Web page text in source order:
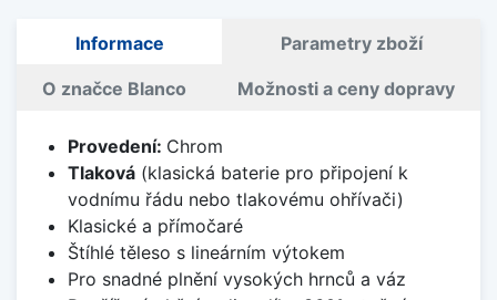
Informace Parametry zboží
O značce Blanco Možnosti a ceny dopravy
Provedení: Chrom
Tlaková(klasická baterie pro připojení k
vodnímu řádu nebo tlakovému ohřívači)
Klasické a přímočaré
Štíhlé těleso s lineárním výtokem
Pro snadné plnění vysokých hrnců a váz